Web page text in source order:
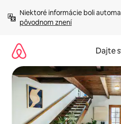
obsah.
Niektoré informácie boli
pôvodnom znení
Dajte